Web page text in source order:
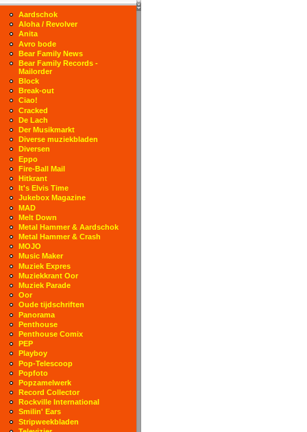
Aardschok
Aloha / Revolver
Anita
Avro bode
Bear Family News
Bear Family Records -
Mailorder
Block
Break-out
Ciao!
Cracked
De Lach
Der Musikmarkt
Diverse muziekbladen
Diversen
Eppo
Fire-Ball Mail
Hitkrant
It's Elvis Time
Jukebox Magazine
MAD
Melt Down
Metal Hammer & Aardschok
Metal Hammer & Crash
MOJO
Music Maker
Muziek Expres
Muziekkrant Oor
Muziek Parade
Oor
Oude tijdschriften
Panorama
Penthouse
Penthouse Comix
PEP
Playboy
Pop-Telescoop
Popfoto
Popzamelwerk
Record Collector
Rockville International
Smilin' Ears
Stripweekbladen